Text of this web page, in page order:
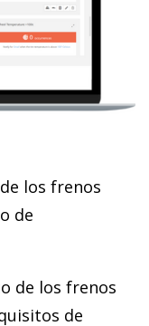
los frenos
de
de los frenos
de